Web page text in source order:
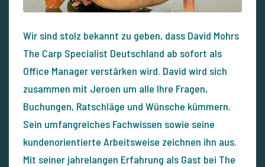
Wir sind stolz bekannt zu geben, dass David Mohrs
The Carp Specialist Deutschland ab sofort als
Office Manager verstärken wird. David wird sich
zusammen mit Jeroen um alle Ihre Fragen,
Buchungen, Ratschläge und Wünsche kümmern.
Sein umfangreiches Fachwissen sowie seine
kundenorientierte Arbeitsweise zeichnen ihn aus.
Mit seiner jahrelangen Erfahrung als Gast bei The